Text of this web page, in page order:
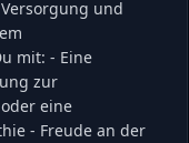
und
mit: - Eine
zur
eine
- Freude an der